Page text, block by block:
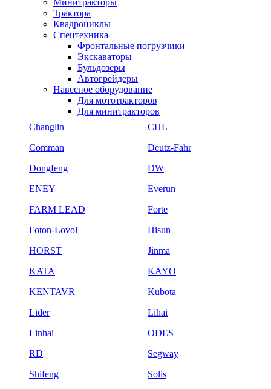
Минитракторы
Трактора
Квадроциклы
Спецтехника
Фронтальные погрузчики
Экскаваторы
Бульдозеры
Автогрейдеры
Навесное оборудование
Для мототракторов
Для минитракторов
Changlin
CHL
Comman
Deutz-Fahr
Dongfeng
DW
ENEY
Everun
FARM LEAD
Forte
Foton-Lovol
Hisun
HORST
Jinma
KATA
KAYO
KENTAVR
Kubota
Lider
Lihai
Linhai
ODES
RD
Segway
Shifeng
Solis